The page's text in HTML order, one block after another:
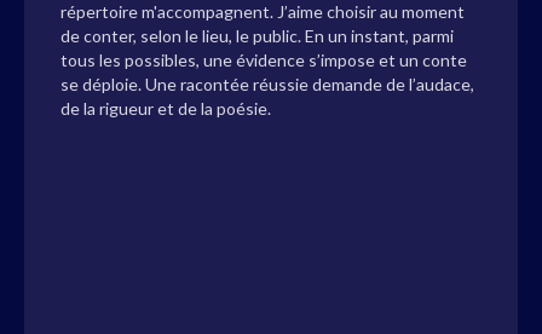
répertoire m'accompagnent. J’aime choisir au moment
de conter, selon le lieu, le public. En un instant, parmi
tous les possibles, une évidence s’impose et un conte
se déploie. Une racontée réussie demande de l’audace,
de la rigueur et de la poésie.